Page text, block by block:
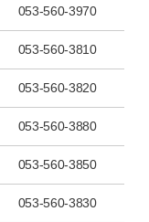
053-560-3970
053-560-3810
053-560-3820
053-560-3880
053-560-3850
053-560-3830